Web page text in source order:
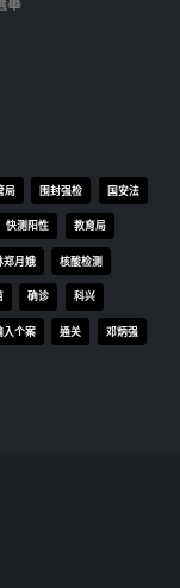
局 围封强检 国安法
快测阳性 教育局
郑月娥 核酸检测
确诊 科兴
入个案 通关 邓炳强